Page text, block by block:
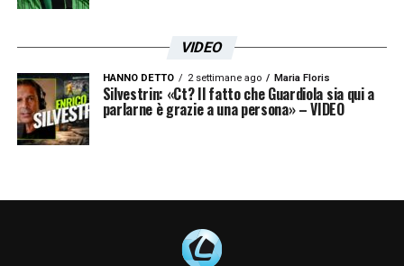
VIDEO
HANNO DETTO 2 settimane ago Maria Floris
Silvestrin: «Ct? Il fatto che Guardiola sia qui a
parlarne è grazie a una persona» – VIDEO